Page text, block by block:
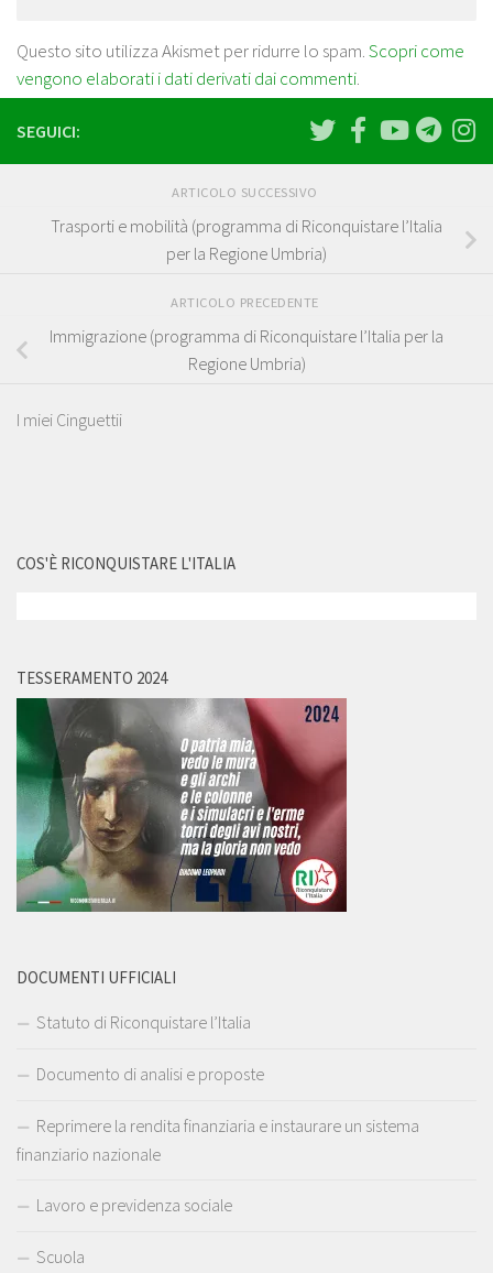
Questo sito utilizza Akismet per ridurre lo spam.Scopri come
vengono elaborati i dati derivati dai commenti.
SEGUICI:
ARTICOLO SUCCESSIVO
Trasporti e mobilità (programma di Riconquistare l’Italia
per la Regione Umbria)
ARTICOLO PRECEDENTE
Immigrazione (programma di Riconquistare l’Italia per la
Regione Umbria)
I miei Cinguettii
COS'È RICONQUISTARE L'ITALIA
TESSERAMENTO 2024
DOCUMENTI UFFICIALI
Statuto di Riconquistare l’Italia
Documento di analisi e proposte
Reprimere la rendita finanziaria e instaurare un sistema
finanziario nazionale
Lavoro e previdenza sociale
Scuola